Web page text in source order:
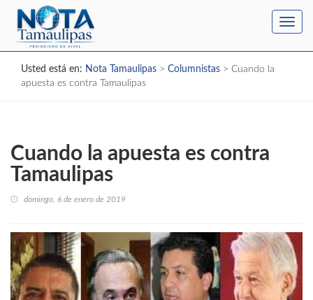
Usted está en: Nota Tamaulipas > Columnistas > Cuando la
apuesta es contra Tamaulipas
Cuando la apuesta es contra
Tamaulipas
domingo, 6 de enero de 2019